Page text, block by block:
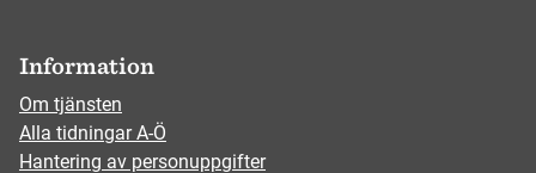
Information
Om tjänsten
Alla tidningar A-Ö
Hantering av personuppgifter